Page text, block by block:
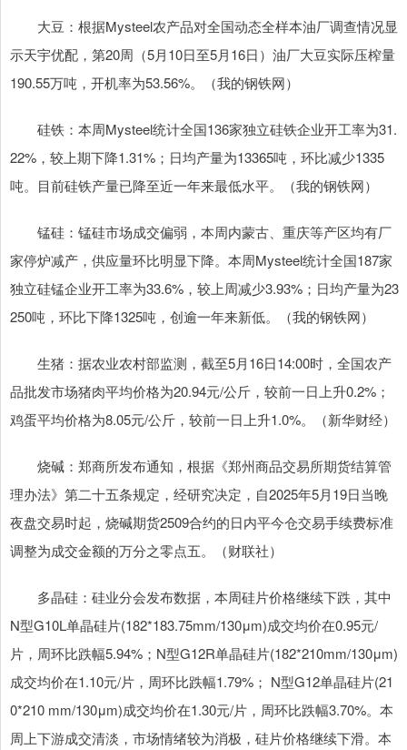
大豆：根据Mysteel农产品对全国动态全样本油厂调查情况显
示天宇优配，第20周（5月10日至5月16日）油厂大豆实际压榨量
190.55万吨，开机率为53.56%。（我的钢铁网）
硅铁：本周Mysteel统计全国136家独立硅铁企业开工率为31.
22%，较上期下降1.31%；日均产量为13365吨，环比减少1335
吨。目前硅铁产量已降至近一年来最低水平。（我的钢铁网）
锰硅：锰硅市场成交偏弱，本周内蒙古、重庆等产区均有厂
家停炉减产，供应量环比明显下降。本周Mysteel统计全国187家
独立硅锰企业开工率为33.6%，较上周减少3.93%；日均产量为23
250吨，环比下降1325吨，创逾一年来新低。（我的钢铁网）
生猪：据农业农村部监测，截至5月16日14:00时，全国农产
品批发市场猪肉平均价格为20.94元/公斤，较前一日上升0.2%；
鸡蛋平均价格为8.05元/公斤，较前一日上升1.0%。（新华财经）
烧碱：郑商所发布通知，根据《郑州商品交易所期货结算管
理办法》第二十五条规定，经研究决定，自2025年5月19日当晚
夜盘交易时起，烧碱期货2509合约的日内平今仓交易手续费标准
调整为成交金额的万分之零点五。（财联社）
多晶硅：硅业分会发布数据，本周硅片价格继续下跌，其中
N型G10L单晶硅片(182*183.75mm/130μm)成交均价在0.95元/
片，周环比跌幅5.94%；N型G12R单晶硅片(182*210mm/130μm)
成交均价在1.10元/片，周环比跌幅1.79%； N型G12单晶硅片(21
0*210 mm/130μm)成交均价在1.30元/片，周环比跌幅3.70%。本
周上下游成交清淡，市场情绪较为消极，硅片价格继续下滑。本